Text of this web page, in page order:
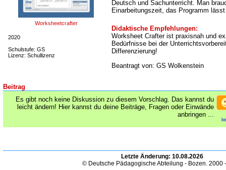
Worksheetcrafter
2020
Schulstufe: GS
Lizenz: Schullizenz
Deutsch und Sachunterricht. Man
Einarbeitungszeit, das Programm
Didaktische Empfehlungen:
Worksheet Crafter ist praxisnah und
Bedürfnisse bei der
Differenzierung!
Beantragt von: GS Wolkenstein
Beitrag
Es gibt noch keine Diskussion zu diesem Vorschlag. Das kannst du
leicht ändern! Hier kannst du deine Beiträge, Fragen oder Einwände
anbringen ...
Letzte Änderung: 10.08.2026
© Deutsche Pädagogische Abteilung - Bozen. 2000